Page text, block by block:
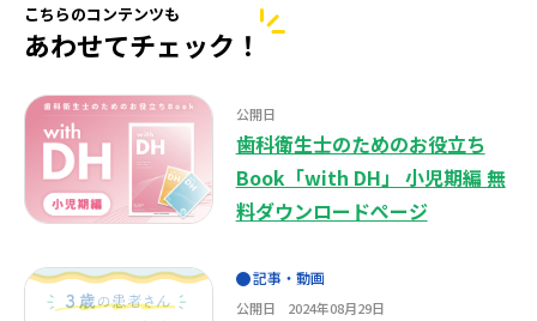
こちらのコンテンツも
あわせてチェック！
公開日
歯科衛生士のためのお役立ち
Book「with DH」 小児期編 無
料ダウンロードぺージ
記事・動画
公開日 2024年08月29日